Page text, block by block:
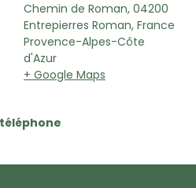
Chemin de Roman, 04200
Entrepierres Roman, France
Provence-Alpes-Côte
d'Azur
+ Google Maps